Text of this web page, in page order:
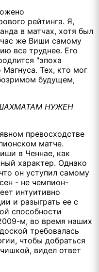
рейтинга. Я,
в матчах, хотя был
же Виши самому
все труднее. Его
"эпоха
Магнуса. Тех, кто мог
будущем,
НУЖЕН
превосходстве
матче.
в Ченнае, как
характер. Однако
он уступил самому
- не чемпион-
интуитивно
и разыграть ее с
способности
м, во время наших
требовалась
чтобы добраться
видел ответ